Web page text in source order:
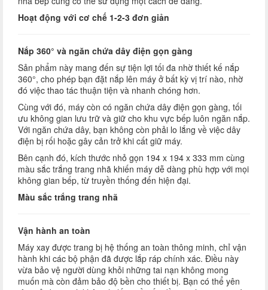
Hoạt động với cơ chế 1-2-3 đơn giản
Nắp 360° và ngăn chứa dây điện gọn gàng
Sản phẩm này mang đến sự tiện lợi tối đa nhờ thiết kế nắp
360°, cho phép bạn đặt nắp lên máy ở bất kỳ vị trí nào, nhờ
đó việc thao tác thuận tiện và nhanh chóng hơn.
Cùng với đó, máy còn có ngăn chứa dây điện gọn gàng, tối
ưu không gian lưu trữ và giữ cho khu vực bếp luôn ngăn nắp.
Với ngăn chứa dây, bạn không còn phải lo lắng về việc dây
điện bị rối hoặc gây cản trở khi cất giữ máy.
Bên cạnh đó, kích thước nhỏ gọn 194 x 194 x 333 mm cùng
màu sắc trắng trang nhã khiến máy dễ dàng phù hợp với mọi
không gian bếp, từ truyền thống đến hiện đại.
Màu sắc trắng trang nhã
Vận hành an toàn
Máy xay được trang bị hệ thống an toàn thông minh, chỉ vận
hành khi các bộ phận đã được lắp ráp chính xác. Điều này
vừa bảo vệ người dùng khỏi những tai nạn không mong
muốn mà còn đảm bảo độ bền cho thiết bị. Bạn có thể yên